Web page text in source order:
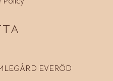
EVERÖD